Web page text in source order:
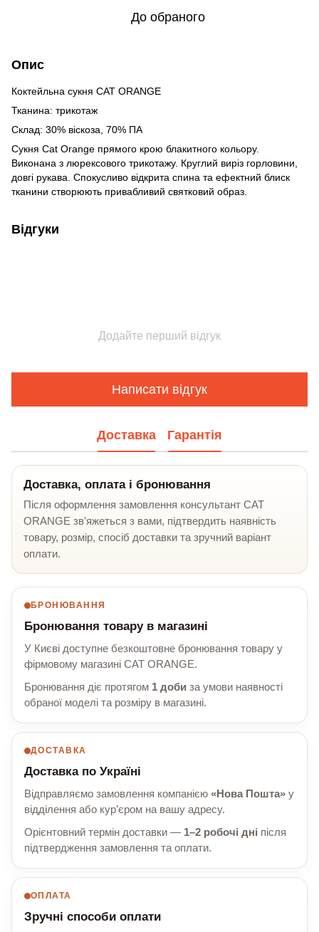
До обраного
Опис
Коктейльна сукня CAT ORANGE
Тканина: трикотаж
Склад: 30% віскоза, 70% ПА
Сукня Cat Orange прямого крою блакитного кольору.
Виконана з люрексового трикотажу. Круглий виріз горловини,
довгі рукава. Спокусливо відкрита спина та ефектний блиск
тканини створюють привабливий святковий образ.
Відгуки
Додайте перший відгук
Написати відгук
Доставка Гарантія
Доставка, оплата і бронювання
Після оформлення замовлення консультант CAT
ORANGE зв’яжеться з вами, підтвердить наявність
товару, розмір, спосіб доставки та зручний варіант
оплати.
БРОНЮВАННЯ
Бронювання товару в магазині
У Києві доступне безкоштовне бронювання товару у
фірмовому магазині CAT ORANGE.
Бронювання діє протягом 1 доби за умови наявності
обраної моделі та розміру в магазині.
ДОСТАВКА
Доставка по Україні
Відправляємо замовлення компанією «Нова Пошта» у
відділення або кур’єром на вашу адресу.
Орієнтовний термін доставки — 1–2 робочі дні після
підтвердження замовлення та оплати.
ОПЛАТА
Зручні способи оплати